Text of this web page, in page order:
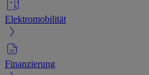
Elektromobilität
Finanzierung